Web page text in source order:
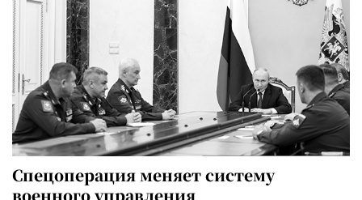
Спецоперация меняет систему
военного управления